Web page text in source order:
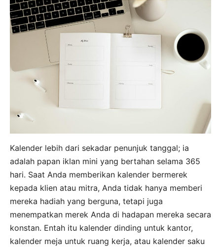
Kalender lebih dari sekadar penunjuk tanggal; ia
adalah papan iklan mini yang bertahan selama 365
hari. Saat Anda memberikan kalender bermerek
kepada klien atau mitra, Anda tidak hanya memberi
mereka hadiah yang berguna, tetapi juga
menempatkan merek Anda di hadapan mereka secara
konstan. Entah itu kalender dinding untuk kantor,
kalender meja untuk ruang kerja, atau kalender saku